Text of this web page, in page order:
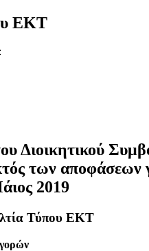
ΕΚΤ
Διοικητικού
των αποφάσεων
2019
Τύπου ΕΚΤ